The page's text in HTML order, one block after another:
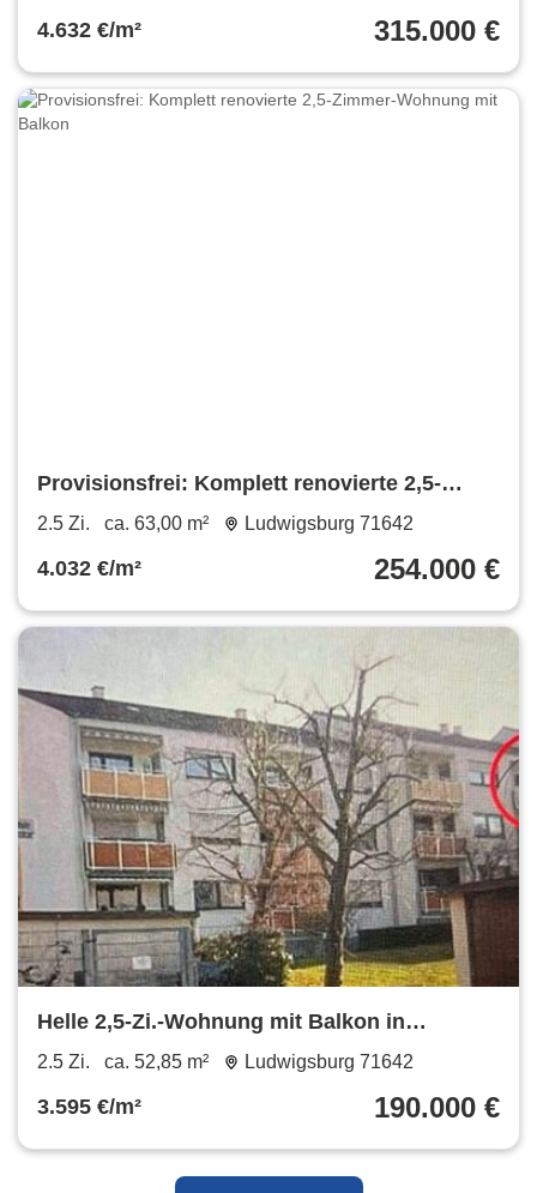
4.632 €/m² 315.000 €
Provisionsfrei: Komplett renovierte 2,5-
Zimmer-Wohnung mit Balkon
2.5 Zi. ca. 63,00 m² Ludwigsburg 71642
4.032 €/m² 254.000 €
Helle 2,5-Zi.-Wohnung mit Balkon in
Ludwigsburg-Neckarweihingen
2.5 Zi. ca. 52,85 m² Ludwigsburg 71642
3.595 €/m² 190.000 €